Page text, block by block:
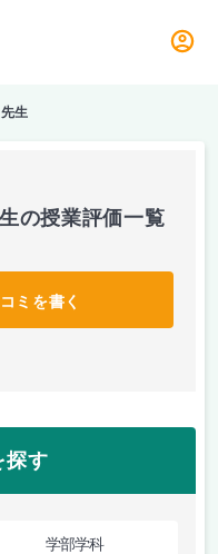
生
の授業評価一覧
ミを書く
探す
学部学科